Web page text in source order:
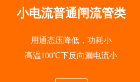
小电流普通闸流管类
用通态压降低，功耗小
高温100℃下反向漏电流小